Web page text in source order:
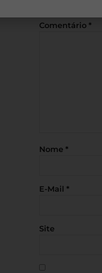
Comentário *
Nome *
E-Mail *
Site